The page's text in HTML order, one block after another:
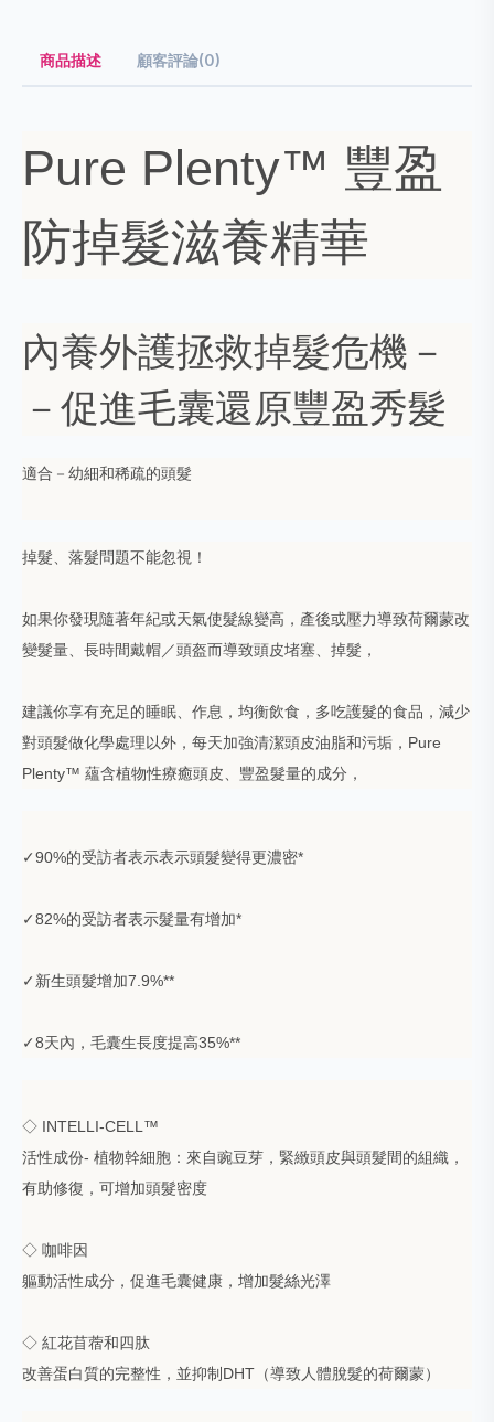
商品描述 顧客評論(0)
Pure Plenty™ 豐盈
防掉髮滋養精華
內養外護拯救掉髮危機－
－促進毛囊還原豐盈秀髮
適合－幼細和稀疏的頭髮
掉髮、落髮問題不能忽視！
如果你發現隨著年紀或天氣使髮線變高，產後或壓力導致荷爾蒙改
變髮量、長時間戴帽／頭盔而導致頭皮堵塞、掉髮，
建議你享有充足的睡眠、作息，均衡飲食，多吃護髮的食品，減少
對頭髮做化學處理以外，每天加強清潔頭皮油脂和污垢，Pure
Plenty™ 蘊含植物性療癒頭皮、豐盈髮量的成分，
✓90%的受訪者表示表示頭髮變得更濃密*
✓82%的受訪者表示髮量有增加*
✓新生頭髮增加7.9%**
✓8天內，毛囊生長度提高35%**
◇ INTELLI-CELL™
活性成份- 植物幹細胞：來自豌豆芽，緊緻頭皮與頭髮間的組織，
有助修復，可增加頭髮密度
◇ 咖啡因
軀動活性成分，促進毛囊健康，增加髮絲光澤
◇ 紅花苜蓿和四肽
改善蛋白質的完整性，並抑制DHT（導致人體脫髮的荷爾蒙）